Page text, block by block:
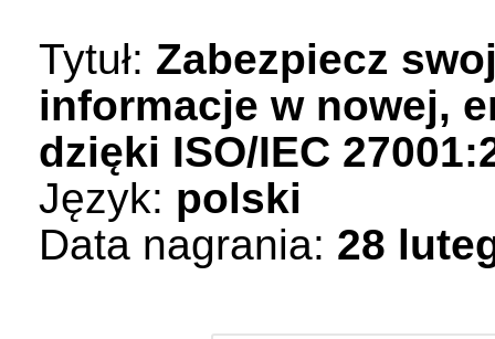
Tytuł: Zabezpiecz
informacje w nowej,
dzięki ISO/IEC
Język: polski
Data nagrania: 28